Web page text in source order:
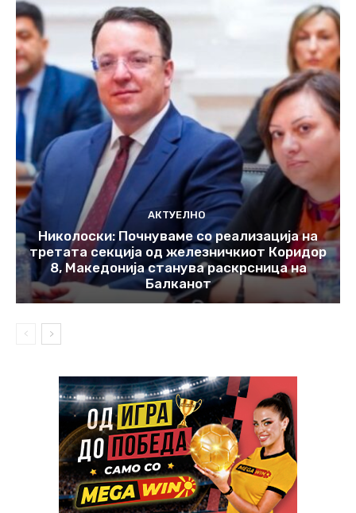
АКТУЕЛНО
Николоски: Почнуваме со реализација на
третата секција од железничкиот Коридор
8, Македонија станува раскрсница на
Балканот